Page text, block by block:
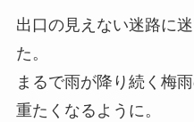
出口の見えない迷路に
た。
まるで雨が降り続く梅
重たくなるように。